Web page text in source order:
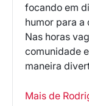
focando em
humor para a
Nas horas
comunidade
maneira
Mais de